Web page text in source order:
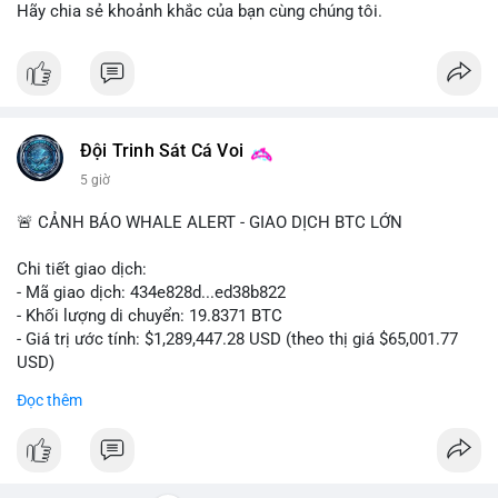
ra.
các sàn lớn trong 24-48 giờ tới. Tránh hành động theo cảm
thời điểm này.
#aplucban
Hãy chia sẻ khoảnh khắc của bạn cùng chúng tôi.
Đội Trinh Sát Cá Voi
5 giờ
🚨 CẢNH BÁO WHALE ALERT - GIAO DỊCH BTC LỚN
Chi tiết giao dịch:
- Mã giao dịch: 434e828d...ed38b822
- Khối lượng di chuyển: 19.8371 BTC
- Giá trị ước tính: $1,289,447.28 USD (theo thị giá $65,001.77
USD)
Giao dịch gần 1.3 triệu USD được thực hiện trong khung giờ
Đọc thêm